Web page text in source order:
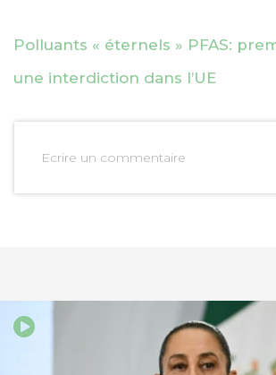
Polluants « éternels » PFAS:
une interdiction dans l’UE
Ecrire un commentaire